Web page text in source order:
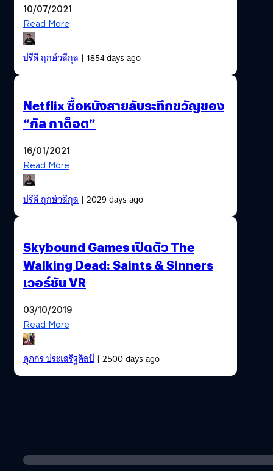
10/07/2021
Read More
ปรีดี ฤกษ์วลีกุล| 1854 days ago
Netflix ซื้อหนังสายลับระทึกขวัญของ
“กัล กาด็อต”
16/01/2021
Read More
ปรีดี ฤกษ์วลีกุล| 2029 days ago
Skybound Games เปิดตัว The
Walking Dead: Saints & Sinners
เวอร์ชัน VR
03/10/2019
Read More
ศุภกร ประเสริฐศิลป์| 2500 days ago